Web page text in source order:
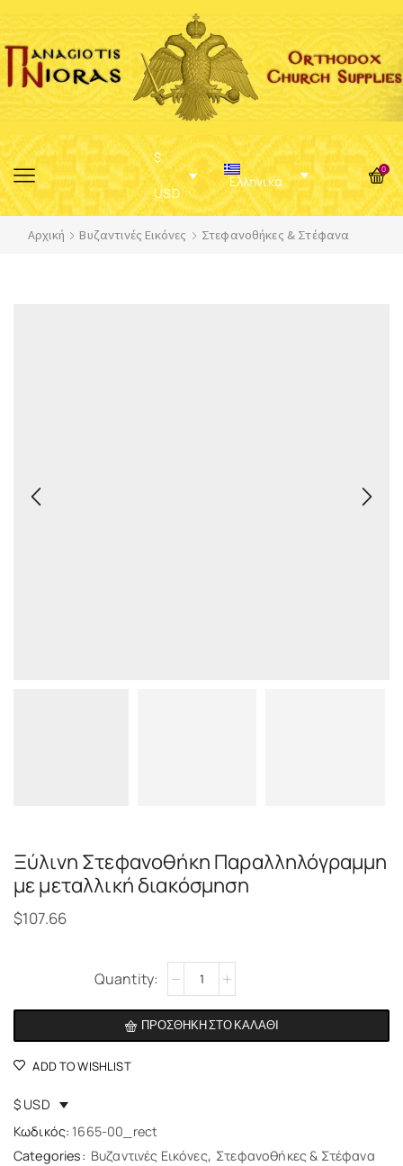
$
USD
Ελληνικά
0
Αρχική Βυζαντινές Εικόνες Στεφανοθήκες & Στέφανα
Ξύλινη Στεφανoθήκη Παραλληλόγραμμη
με μεταλλική διακόσμηση
$107.66
ΠΡΟΣΘΉΚΗ ΣΤΟ ΚΑΛΆΘΙ
Alternative:
ADD TO WISHLIST
$ USD
Κωδικός: 1665-00_rect
Categories: Βυζαντινές Εικόνες, Στεφανοθήκες & Στέφανα